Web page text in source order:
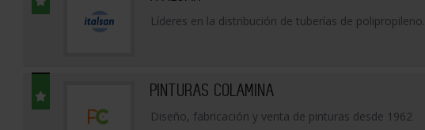
Líderes en la distribución de tuberías de polipropileno.
PINTURAS COLAMINA
Diseño, fabricación y venta de pinturas desde 1962